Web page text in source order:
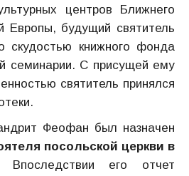
центров Ближнего
Европы, будущий святитель
скудостью книжного фонда
семинарии. С присущей ему
святитель принялся
Феофан был назначен
по­соль­­ской церкви в
Впо­след­ствии его отчет